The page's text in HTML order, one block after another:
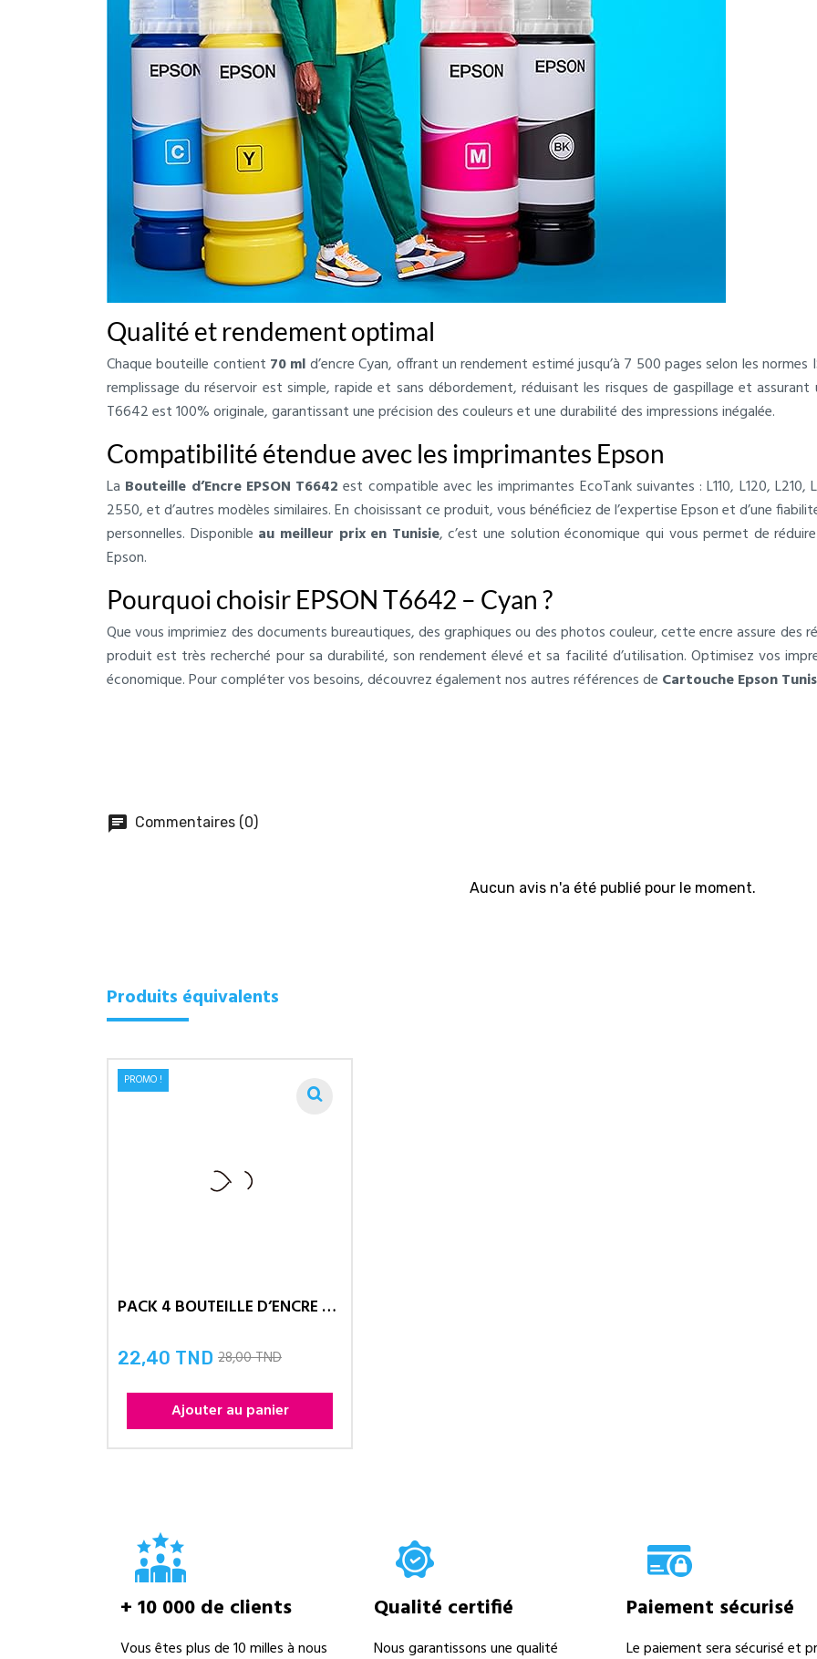
Qualité et rendement optimal
Chaque bouteille contient 70 mld’encre Cyan, offrant un rendement estimé jusqu’à 7 500 pages selon les
remplissage du réservoir est simple, rapide et sans débordement, réduisant les risques de gaspillage et assurant
T6642 est 100% originale, garantissant une précision des couleurs et une durabilité des impressions inégalée.
Compatibilité étendue avec les imprimantes Epson
La Bouteille d’Encre EPSON T6642 est compatible avec les imprimantes EcoTank suivantes : L110, L120, L210,
2550, et d’autres modèles similaires. En choisissant ce produit, vous bénéficiez de l’expertise Epson et d’une
personnelles. Disponible au meilleur prix en Tunisie, c’est une solution économique qui vous permet de
Epson.
Pourquoi choisir EPSON T6642 – Cyan ?
Que vous imprimiez des documents bureautiques, des graphiques ou des photos couleur, cette encre assure des
produit est très recherché pour sa durabilité, son rendement élevé et sa facilité d’utilisation. Optimisez vos
économique. Pour compléter vos besoins, découvrez également nos autres références de Cartouche Epson
chat Commentaires (0)
Aucun avis n'a été publié pour le moment.
Produits équivalents
PACK 4 BOUTEILLE D’ENCRE EPSON -...
Prix
22,40 TND 28,00 TND
Ajouter au panier
PROMO !
+ 10 000 de clients
Vous êtes plus de 10 milles à nous
Qualité certifié
Nous garantissons une qualité
Paiement sécurisé
Le paiement sera sécurisé et